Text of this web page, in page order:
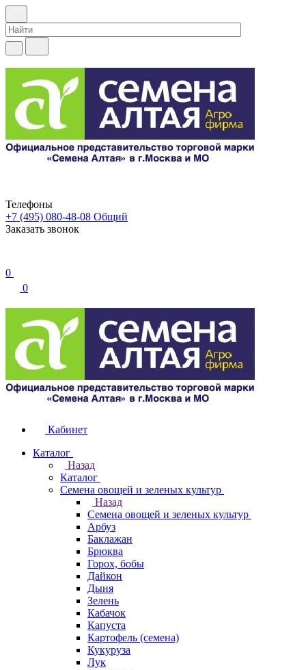
Телефоны
+7 (495) 080-48-08 Общий
Заказать звонок
0
0
Кабинет
Каталог
Назад
Каталог
Семена овощей и зеленых культур
Назад
Семена овощей и зеленых культур
Арбуз
Баклажан
Брюква
Горох, бобы
Дайкон
Дыня
Зелень
Кабачок
Капуста
Картофель (семена)
Кукуруза
Лук